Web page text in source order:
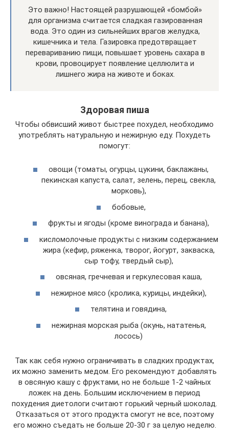
Это важно! Настоящей разрушающей «бомбой»
для организма считается сладкая газированная
вода. Это один из сильнейших врагов желудка,
кишечника и тела. Газировка предотвращает
перевариванию пищи, повышает уровень сахара в
крови, провоцирует появление целлюлита и
лишнего жира на животе и боках.
Здоровая пиша
Чтобы обвисший живот быстрее похудел, необходимо
употреблять натуральную и нежирную еду. Похудеть
помогут:
овощи (томаты, огурцы, цукини, баклажаны,
пекинская капуста, салат, зелень, перец, свекла,
морковь),
бобовые,
фрукты и ягоды (кроме винограда и банана),
кисломолочные продукты с низким содержанием
жира (кефир, ряженка, творог, йогурт, закваска,
сыр тофу, твердый сыр),
овсяная, гречневая и геркулесовая каша,
нежирное мясо (кролика, курицы, индейки),
телятина и говядина,
нежирная морская рыба (окунь, нататенья,
лосось)
Так как себя нужно ограничивать в сладких продуктах,
их можно заменить медом. Его рекомендуют добавлять
в овсяную кашу с фруктами, но не больше 1-2 чайных
ложек на день. Большим исключением в период
похудения диетологи считают горький черный шоколад.
Отказаться от этого продукта смогут не все, поэтому
его можно съедать не больше 20-30 г за целую неделю.